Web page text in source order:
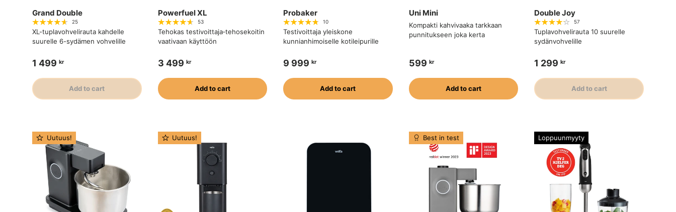
Grand Double
25
XL-tuplavohvelirauta kahdelle
suurelle 6-sydämen vohvelille
1 499 kr
Add to cart
Powerfuel XL
53
Tehokas testivoittaja‑tehosekoitin
vaativaan käyttöön
3 499 kr
Add to cart
Probaker
10
Testivoittaja yleiskone
kunnianhimoiselle kotileipurille
9 999 kr
Add to cart
Uni Mini
Kompakti kahvivaaka tarkkaan
punnitukseen joka kerta
599 kr
Add to cart
Double Joy
57
Tuplavohvelirauta 10 suurelle
sydänvohvelille
1 299 kr
Add to cart
Uutuus! Uutuus! Best in test Loppuunmyyty